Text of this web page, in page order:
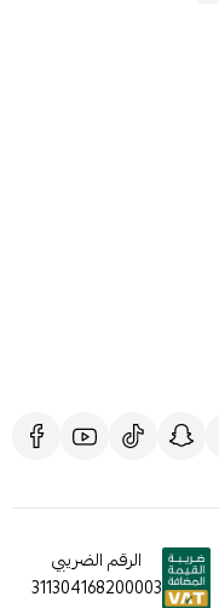
الرقم الضريبي
311304168200003